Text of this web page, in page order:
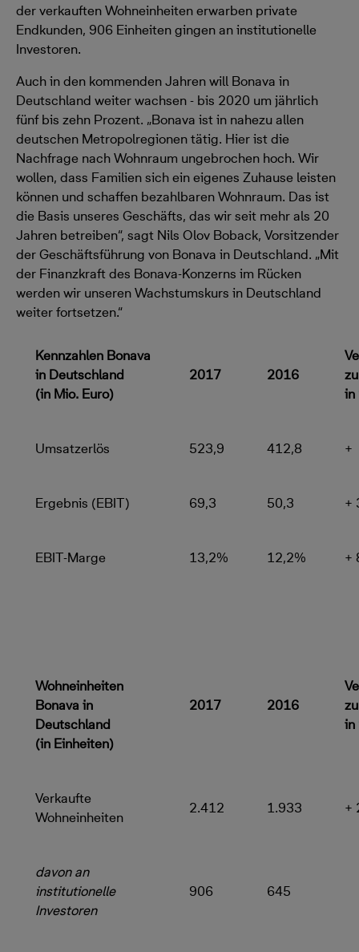
der verkauften Wohneinheiten erwarben private
Endkunden, 906 Einheiten gingen an institutionelle
Investoren.
Auch in den kommenden Jahren will Bonava in
Deutschland weiter wachsen - bis 2020 um jährlich
fünf bis zehn Prozent. „Bonava ist in nahezu allen
deutschen Metropolregionen tätig. Hier ist die
Nachfrage nach Wohnraum ungebrochen hoch. Wir
wollen, dass Familien sich ein eigenes Zuhause leisten
können und schaffen bezahlbaren Wohnraum. Das ist
die Basis unseres Geschäfts, das wir seit mehr als 20
Jahren betreiben“, sagt Nils Olov Boback, Vorsitzender
der Geschäftsführung von Bonava in Deutschland. „Mit
der Finanzkraft des Bonava-Konzerns im Rücken
werden wir unseren Wachstumskurs in Deutschland
weiter fortsetzen.“
Kennzahlen Bonava
in Deutschland
(in Mio. Euro)
2017 2016
in
Umsatzerlös 523,9 412,8 +
Ergebnis (EBIT) 69,3 50,3 +
EBIT-Marge 13,2% 12,2% +
Wohneinheiten
Bonava in
Deutschland
(in Einheiten)
2017 2016
in
Verkaufte
Wohneinheiten
2.412 1.933 +
davon an
institutionelle
Investoren
906 645